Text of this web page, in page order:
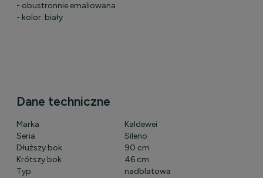
- obustronnie emaliowana
- kolor: biały
Dane techniczne
Marka
Kaldewei
Seria
Sileno
Dłuższy bok
90 cm
Krótszy bok
46 cm
Typ
nadblatowa